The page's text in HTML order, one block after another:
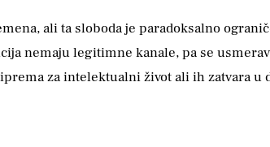
ali ta sloboda je paradoksalno
nemaju legitimne kanale, pa se
za intelektualni život ali ih zatvara u